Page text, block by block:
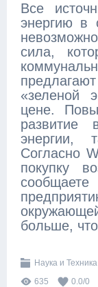
Все
энергию в
сила,
«зеленой
цене.
развитие
энергии,
Согласно
покупку
больше,
Наука и Техника
635
0.0/0